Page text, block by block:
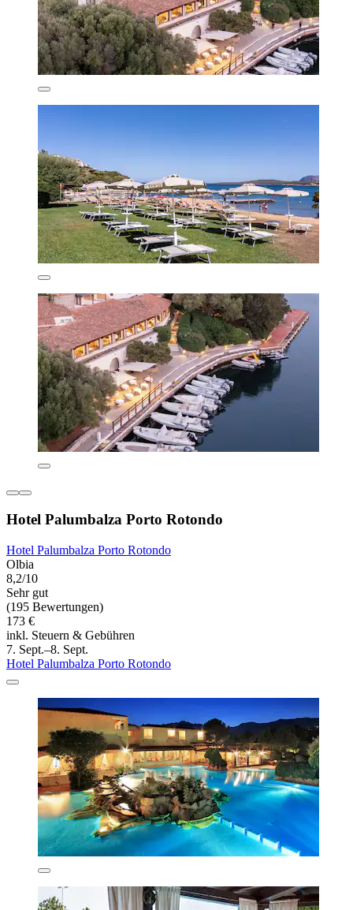
Hotel Palumbalza Porto Rotondo
Hotel Palumbalza Porto Rotondo
Olbia
8,2/10
Sehr gut
(195 Bewertungen)
173 €
inkl. Steuern & Gebühren
7. Sept.–8. Sept.
Hotel Palumbalza Porto Rotondo